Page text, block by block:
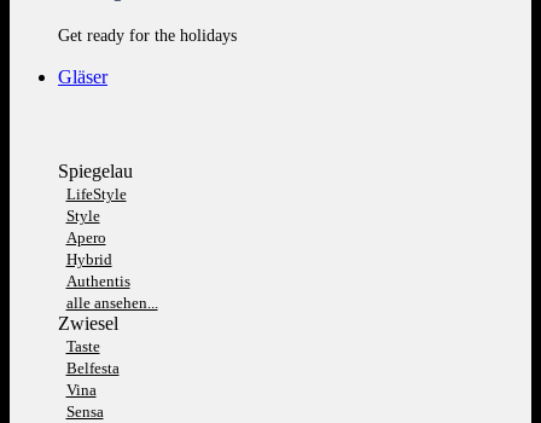
Get ready for the holidays
Gläser
Spiegelau
LifeStyle
Style
Apero
Hybrid
Authentis
alle ansehen...
Zwiesel
Taste
Belfesta
Vina
Sensa